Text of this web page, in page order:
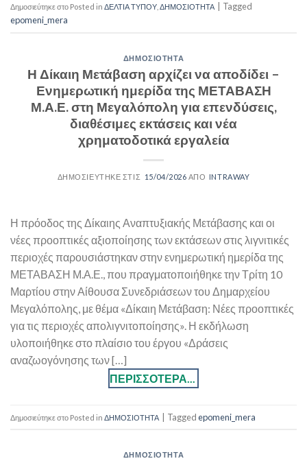
Posted in ΔΕΛΤΙΑ ΤΥΠΟΥ ΔΗΜΟΣΙΟΤΗΤΑ
Tagged
epomeni_mera
ΔΗΜΟΣΙΟΤΗΤΑ
Η Δίκαιη Μετάβαση αρχίζει να αποδίδει –
Ενημερωτική ημερίδα της ΜΕΤΑΒΑΣΗ
Μ.Α.Ε. στη Μεγαλόπολη για επενδύσεις,
διαθέσιμες εκτάσεις και νέα
χρηματοδοτικά εργαλεία
15/04/2026 INTRAWAY
Η πρόοδος της Δίκαιης Αναπτυξιακής Μετάβασης και οι
νέες προοπτικές αξιοποίησης των εκτάσεων στις λιγνιτικές
περιοχές παρουσιάστηκαν στην ενημερωτική ημερίδα της
ΜΕΤΑΒΑΣΗ Μ.Α.Ε., που πραγματοποιήθηκε την Τρίτη 10
Μαρτίου στην Αίθουσα Συνεδριάσεων του Δημαρχείου
Μεγαλόπολης, με θέμα «Δίκαιη Μετάβαση: Νέες προοπτικές
για τις περιοχές απολιγνιτοποίησης». Η εκδήλωση
υλοποιήθηκε στο πλαίσιο του έργου «Δράσεις
αναζωογόνησης των […]
Posted in ΔΗΜΟΣΙΟΤΗΤΑ | Taggedepomeni_mera
ΔΗΜΟΣΙΟΤΗΤΑ